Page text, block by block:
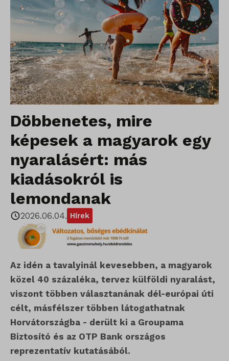
Döbbenetes, mire
képesek a magyarok egy
nyaralásért: más
kiadásokról is
lemondanak
2026.06.04. Hírek
Az idén a tavalyinál kevesebben, a magyarok
közel 40 százaléka, tervez külföldi nyaralást,
viszont többen választanának dél-európai úti
célt, másfélszer többen látogathatnak
Horvátországba - derült ki a Groupama
Biztosító és az OTP Bank országos
reprezentatív kutatásából.